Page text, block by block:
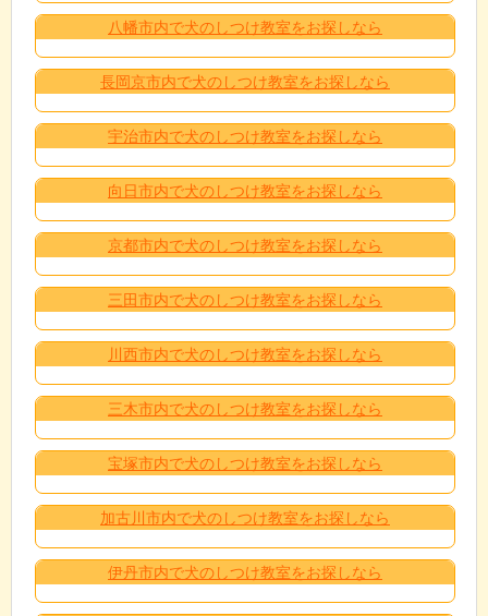
八幡市内で犬のしつけ教室をお探しなら
長岡京市内で犬のしつけ教室をお探しなら
宇治市内で犬のしつけ教室をお探しなら
向日市内で犬のしつけ教室をお探しなら
京都市内で犬のしつけ教室をお探しなら
三田市内で犬のしつけ教室をお探しなら
川西市内で犬のしつけ教室をお探しなら
三木市内で犬のしつけ教室をお探しなら
宝塚市内で犬のしつけ教室をお探しなら
加古川市内で犬のしつけ教室をお探しなら
伊丹市内で犬のしつけ教室をお探しなら